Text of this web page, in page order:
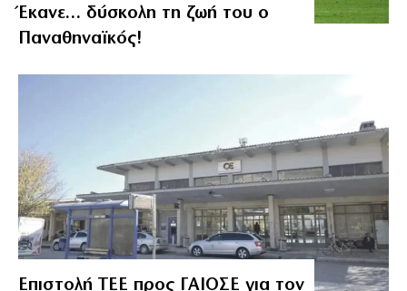
Έκανε… δύσκολη τη ζωή του ο
Παναθηναϊκός!
Επιστολή ΤΕΕ προς ΓΑΙΟΣΕ για τον